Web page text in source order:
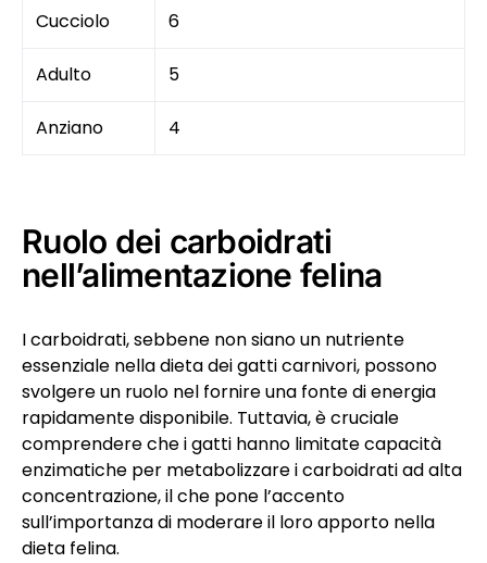
Cucciolo 6
Adulto 5
Anziano 4
Ruolo dei carboidrati
nell’alimentazione felina
I carboidrati, sebbene non siano un nutriente
essenziale nella dieta dei gatti carnivori, possono
svolgere un ruolo nel fornire una fonte di energia
rapidamente disponibile. Tuttavia, è cruciale
comprendere che i gatti hanno limitate capacità
enzimatiche per metabolizzare i carboidrati ad alta
concentrazione, il che pone l’accento
sull’importanza di moderare il loro apporto nella
dieta felina.